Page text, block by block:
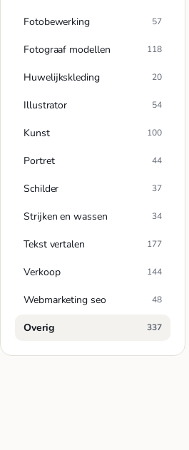
Fotobewerking 57
Fotograaf modellen 118
Huwelijkskleding 20
Illustrator 54
Kunst 100
Portret 44
Schilder 37
Strijken en wassen 34
Tekst vertalen 177
Verkoop 144
Webmarketing seo 48
Overig 337